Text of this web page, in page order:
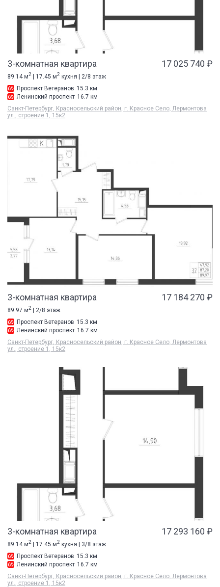
3-комнатная квартира 17 025 740 ₽
89.14 м2 | 17.45 м2 кухня | 2/8 этаж
Проспект Ветеранов 15.3 км
Ленинский проспект 16.7 км
Санкт-Петербург, Красносельский район, г. Красное Село, Лермонтова
ул., строение 1, 15к2
3-комнатная квартира 17 184 270 ₽
89.97 м2
| 2/8 этаж
Проспект Ветеранов 15.3 км
Ленинский проспект 16.7 км
Санкт-Петербург, Красносельский район, г. Красное Село, Лермонтова
ул., строение 1, 15к2
3-комнатная квартира 17 293 160 ₽
89.14 м2 | 17.45 м2 кухня | 3/8 этаж
Проспект Ветеранов 15.3 км
Ленинский проспект 16.7 км
Санкт-Петербург, Красносельский район, г. Красное Село, Лермонтова
ул., строение 1, 15к2